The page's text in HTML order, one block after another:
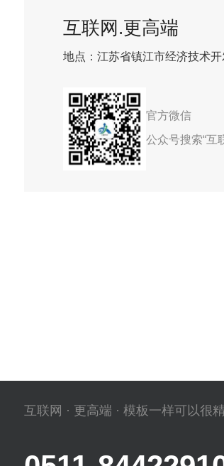
互联网.更高端
地点：江苏省镇江市经济技术
官方微信
公众号搜索“互
互联网 · 更高端 · 模板一样可以很